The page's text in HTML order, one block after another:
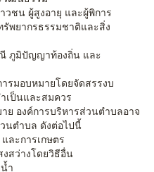
วชน ผู้สูงอายุ และผู้พิการ
พยากรธรรมชาติและสิ่ง
ภูมิปัญญาท้องถิ่น และ
รมอบหมายโดยจัดสรรงบ
เป็นและสมควร
ย องค์การบริหารส่วนตำบลอาจ
นตำบล ดังต่อไปนี้
ละการเกษตร
สว่างโดยวิธีอื่น
ำ